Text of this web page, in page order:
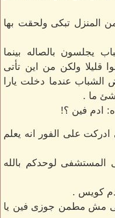
المنزل تبكى ولحقت بها
يجلسون بالصاله بينما
قليلا ولكن من اين تأتى
الشباب عندما دخلت يارا
شئ ما .
ادم فين ؟!
ادركت على الفور انه يعلم
المستشفى لوحدكم بالله
ادم كويس .
مش مطمن جوزى فين يا